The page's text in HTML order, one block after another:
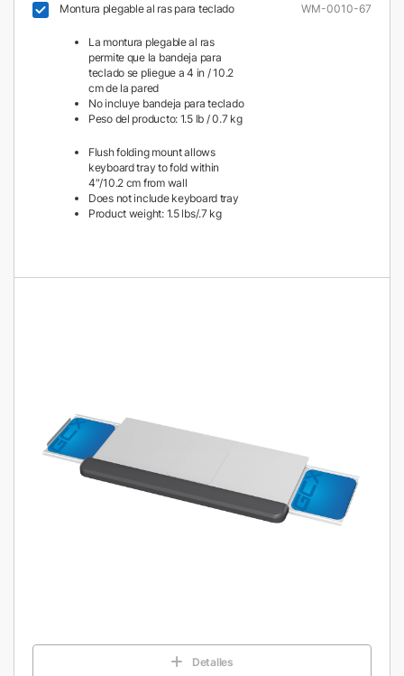
Montura plegable al ras para teclado
La montura plegable al ras
permite que la bandeja para
teclado se pliegue a 4 in / 10.2
cm de la pared
No incluye bandeja para teclado
Peso del producto: 1.5 lb / 0.7 kg
Flush folding mount allows
keyboard tray to fold within
4″/10.2 cm from wall
Does not include keyboard tray
Product weight: 1.5 lbs/.7 kg
WM-0010-67
Detalles